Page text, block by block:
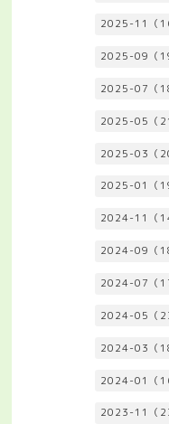
2025-11（
2025-09（
2025-07（
2025-05（
2025-03（
2025-01（
2024-11（
2024-09（
2024-07（
2024-05（
2024-03（
2024-01（
2023-11（